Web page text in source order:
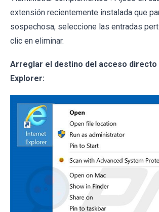
extensión recientemente instalada que
sospechosa, seleccione las entradas
clic en eliminar.
Arreglar el destino del acceso directo
Explorer: